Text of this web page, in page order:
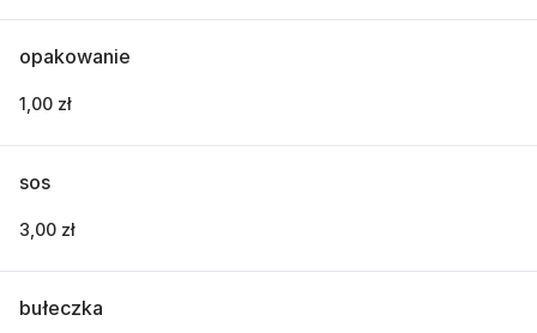
opakowanie
1,00 zł
sos
3,00 zł
bułeczka